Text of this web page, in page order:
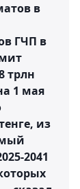
в
ГЧП в
трлн
1 мая
из
2041